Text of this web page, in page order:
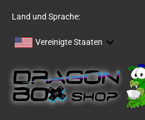
Land und Sprache:
Vereinigte Staaten